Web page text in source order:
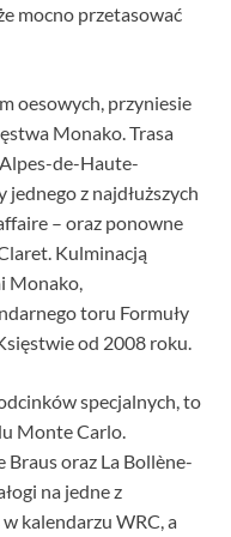
mocno przetasować
oesowych, przyniesie
Monako. Trasa
de-Haute-
z najdłuższych
– oraz ponowne
Kulminacją
Monako,
toru Formuły
od 2008 roku.
specjalnych, to
Monte Carlo.
oraz La Bollène-
na jedne z
kalendarzu WRC, a